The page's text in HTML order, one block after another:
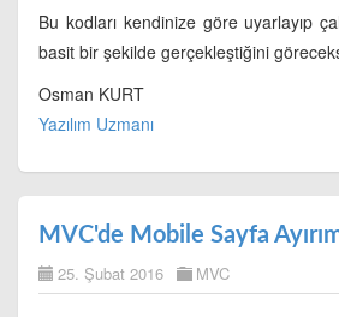
Bu kodları kendinize göre uyarlayıp
basit bir şekilde gerçekleştiğini
Osman KURT
Yazılım Uzmanı
MVC'de Mobile Sayfa
25. Şubat 2016 MVC